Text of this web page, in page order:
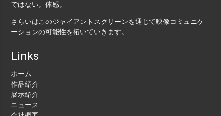
ではない。体感。
さらいはこのジャイアントスクリーンを通じて映像コミュニケ
ーションの可能性を拓いていきます。
Links
ホーム
作品紹介
展示紹介
ニュース